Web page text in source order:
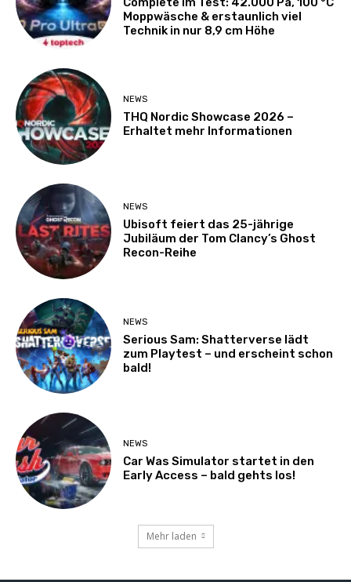
Moppwäsche & erstaunlich viel
Technik in nur 8,9 cm Höhe
NEWS
THQ Nordic Showcase 2026 –
Erhaltet mehr Informationen
NEWS
Ubisoft feiert das 25-jährige
Jubiläum der Tom Clancy’s Ghost
Recon-Reihe
NEWS
Serious Sam: Shatterverse lädt
zum Playtest – und erscheint schon
bald!
NEWS
Car Was Simulator startet in den
Early Access – bald gehts los!
Mehr laden